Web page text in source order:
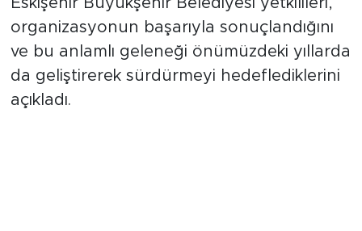
Eskişehir Büyükşehir Belediyesi yetkilileri,
organizasyonun başarıyla sonuçlandığını
ve bu anlamlı geleneği önümüzdeki yıllarda
da geliştirerek sürdürmeyi hedeflediklerini